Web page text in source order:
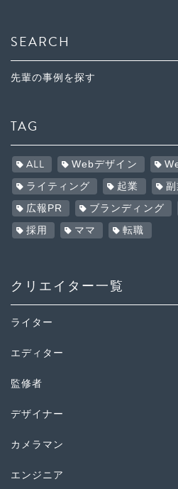
SEARCH
先輩の事例を探す
TAG
ALL Webデザイン
ライティング 起業 副
広報PR ブランディング
採用 ママ 転職
クリエイター一覧
ライター
エディター
監修者
デザイナー
カメラマン
エンジニア